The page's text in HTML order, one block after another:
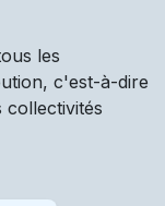
les
c'est-à-dire
collectivités